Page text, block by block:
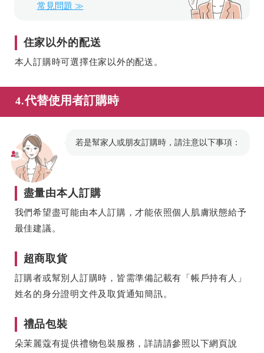
常見問題 ≫
住家以外的配送
本人訂購時可選擇住家以外的配送。
4.代替使用者訂購時
若是幫家人或朋友訂購時，請注意以下事項：
盡量由本人訂購
我們希望盡可能由本人訂購，才能依照個人肌膚狀態給予
最佳建議。
超商取貨
訂購者或幫別人訂購時，皆需準備記載有「帳戶持有人」
姓名的身分證明文件及取貨通知簡訊。
禮品包裝
朵茉麗蔻有提供禮物包裝服務，詳請請參照以下網頁說